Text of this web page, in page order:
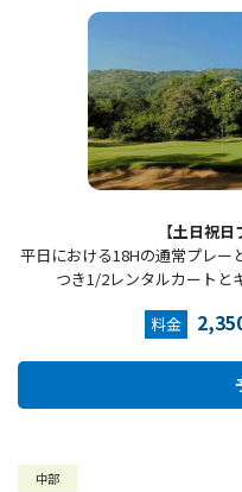
【土日祝
平日における18Hの通常プレー
つき1/2レンタルカートと
料金
中部